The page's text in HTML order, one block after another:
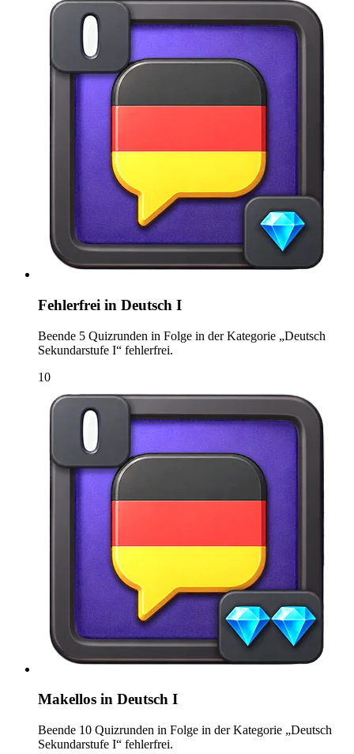
Fehlerfrei in Deutsch I
Beende 5 Quizrunden in Folge in der Kategorie „Deutsch
Sekundarstufe I“ fehlerfrei.
10
Makellos in Deutsch I
Beende 10 Quizrunden in Folge in der Kategorie „Deutsch
Sekundarstufe I“ fehlerfrei.